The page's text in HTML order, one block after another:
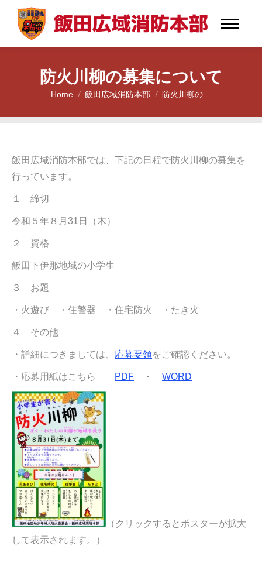
防火川柳の募集について
You are here:
Home 飯田広域消防本部 防火川柳の…
飯田広域消防本部では、下記の日程で防火川柳の募集を
行っています。
１ 締切
令和５年８月31日（木）
２ 資格
飯田下伊那地域の小学生
３ お題
・火遊び ・住警器 ・住宅防火 ・たき火
４ その他
・詳細につきましては、 応募要領をご確認ください。
・応募用紙はこちら PDF ・ WORD
（クリックするとポスターが拡大
して表示されます。）